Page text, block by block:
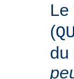
Le
(
du